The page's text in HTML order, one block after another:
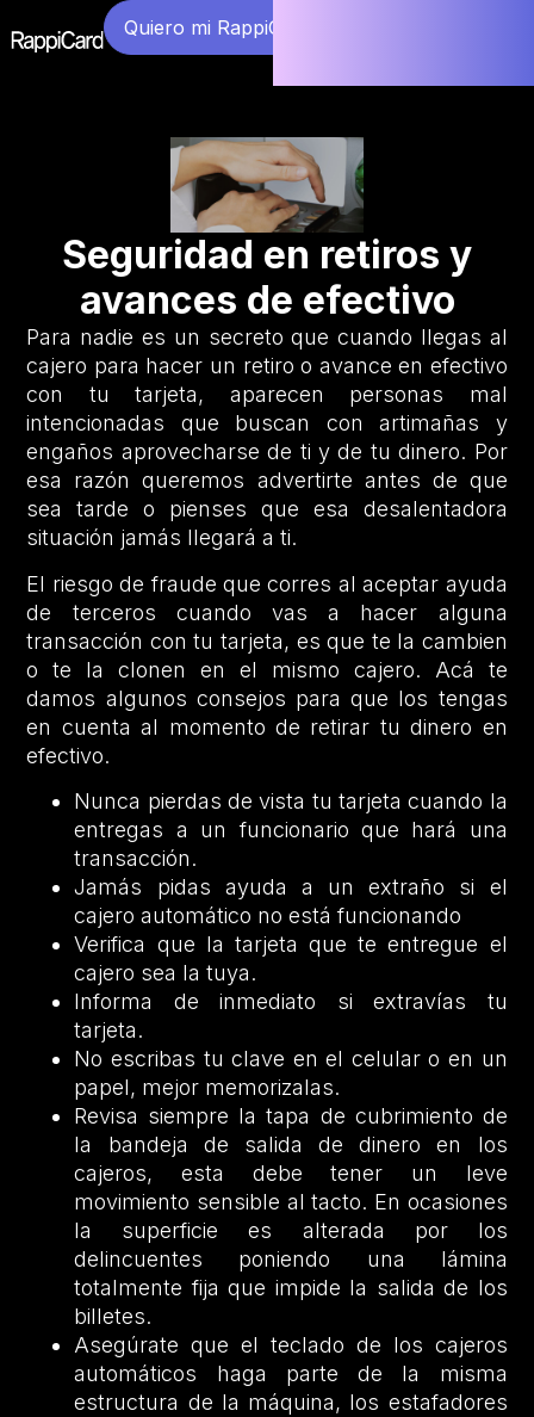
Quiero mi RappiCard
Seguridad en retiros y
avances de efectivo
Para nadie es un secreto que cuando llegas al
cajero para hacer un retiro o avance en efectivo
con tu tarjeta, aparecen personas mal
intencionadas que buscan con artimañas y
engaños aprovecharse de ti y de tu dinero. Por
esa razón queremos advertirte antes de que
sea tarde o pienses que esa desalentadora
situación jamás llegará a ti.
El riesgo de fraude que corres al aceptar ayuda
de terceros cuando vas a hacer alguna
transacción con tu tarjeta, es que te la cambien
o te la clonen en el mismo cajero. Acá te
damos algunos consejos para que los tengas
en cuenta al momento de retirar tu dinero en
efectivo.
Nunca pierdas de vista tu tarjeta cuando la
entregas a un funcionario que hará una
transacción.
Jamás pidas ayuda a un extraño si el
cajero automático no está funcionando
Verifica que la tarjeta que te entregue el
cajero sea la tuya.
Informa de inmediato si extravías tu
tarjeta.
No escribas tu clave en el celular o en un
papel, mejor memorizalas.
Revisa siempre la tapa de cubrimiento de
la bandeja de salida de dinero en los
cajeros, esta debe tener un leve
movimiento sensible al tacto. En ocasiones
la superficie es alterada por los
delincuentes poniendo una lámina
totalmente fija que impide la salida de los
billetes.
Asegúrate que el teclado de los cajeros
automáticos haga parte de la misma
estructura de la máquina, los estafadores